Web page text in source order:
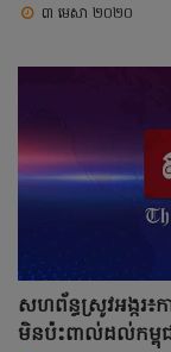
៣ មេសា ២០២០
សហព័ន្ធស្រូវអង្ករ
មិនប៉ះពាល់ដល់កម្ពុ